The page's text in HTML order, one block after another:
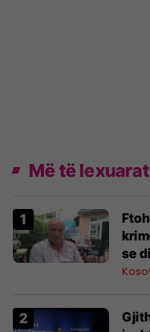
Më të lexuarat
se